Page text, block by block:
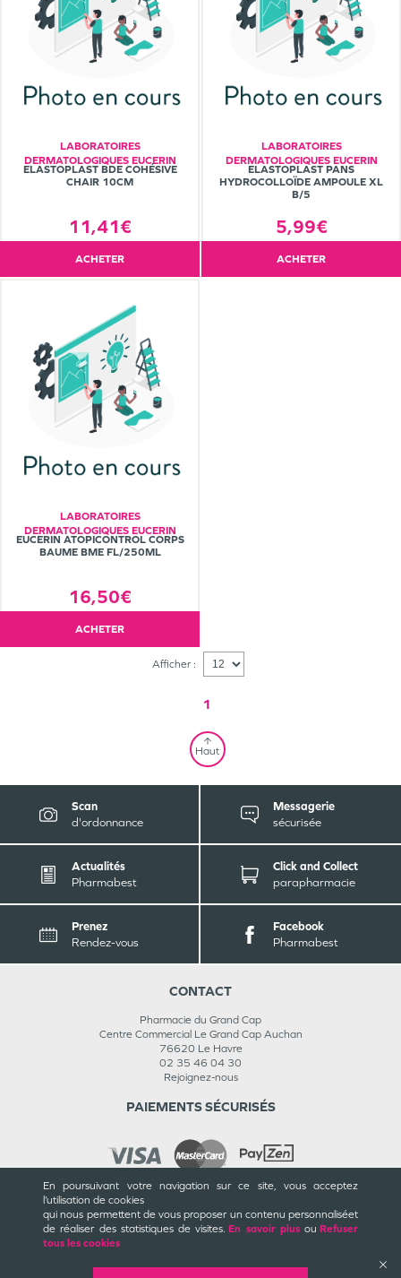
En poursuivant votre navigation sur ce site, vous acceptez
l’utilisation de cookies
qui nous permettent de vous proposer un contenu personnaliséet
de réaliser des statistiques de visites. En savoir plusou Refuser
tous les cookies
LABORATOIRES
DERMATOLOGIQUES EUCERIN
ELASTOPLAST BDE COHÉSIVE
CHAIR 10CM
11,41€
ACHETER
LABORATOIRES
DERMATOLOGIQUES EUCERIN
ELASTOPLAST PANS
HYDROCOLLOÏDE AMPOULE XL
B/5
5,99€
ACHETER
LABORATOIRES
DERMATOLOGIQUES EUCERIN
EUCERIN ATOPICONTROL CORPS
BAUME BME FL/250ML
16,50€
ACHETER
Afficher :
1
Haut
Scan
d'ordonnance
Messagerie
sécurisée
Actualités
Pharmabest
Click and Collect
parapharmacie
Prenez
Rendez-vous
Facebook
Pharmabest
CONTACT
Pharmacie du Grand Cap
Centre Commercial Le Grand Cap Auchan
76620 Le Havre
02 35 46 04 30
Rejoignez-nous
CGU / CGV
PAIEMENTS SÉCURISÉS